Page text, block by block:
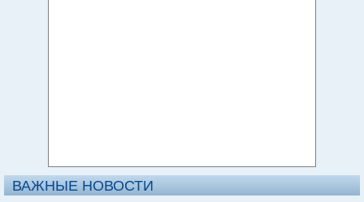
ВАЖНЫЕ НОВОСТИ